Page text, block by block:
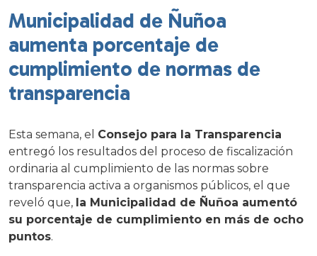
Municipalidad de Ñuñoa
aumenta porcentaje de
cumplimiento de normas de
transparencia
Esta semana, el Consejo para la Transparencia
entregó los resultados del proceso de fiscalización
ordinaria al cumplimiento de las normas sobre
transparencia activa a organismos públicos, el que
reveló que, la Municipalidad de Ñuñoa aumentó
su porcentaje de cumplimiento en más de ocho
puntos.